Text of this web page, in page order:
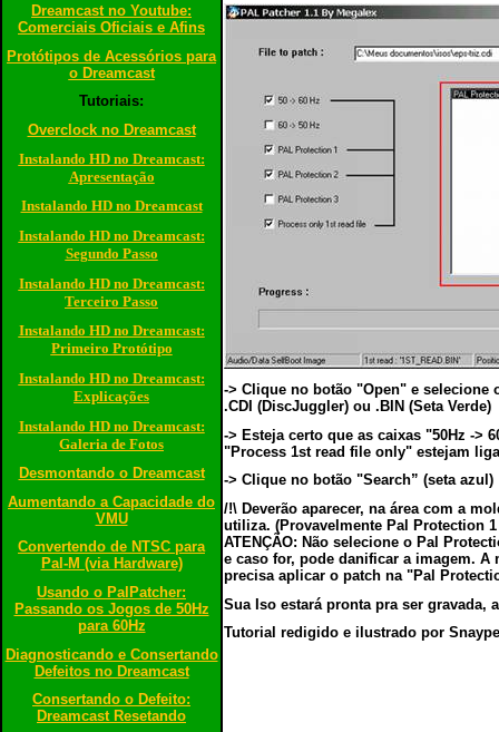
Dreamcast no Youtube:
Comerciais Oficiais e Afins
Protótipos de Acessórios para
o Dreamcast
Tutoriais:
Overclock no Dreamcast
Instalando HD no Dreamcast:
Apresentação
Instalando HD no Dreamcast
Instalando HD no Dreamcast:
Segundo Passo
Instalando HD no Dreamcast:
Terceiro Passo
Instalando HD no Dreamcast:
Primeiro Protótipo
Instalando HD no Dreamcast:
Explicações
Instalando HD no Dreamcast:
Galeria de Fotos
Desmontando o Dreamcast
Aumentando a Capacidade do
VMU
Convertendo de NTSC para
Pal-M (via Hardware)
Usando o PalPatcher:
Passando os Jogos de 50Hz
para 60Hz
Diagnosticando e Consertando
Defeitos no Dreamcast
Consertando o Defeito:
Dreamcast Resetando
-> Clique no botão "Open" e selecione
.CDI (DiscJuggler) ou .BIN (Seta Verde)
-> Esteja certo que as caixas "50Hz ->
"Process 1st read file only" estejam
-> Clique no botão "Search” (seta azul)
/!\ Deverão aparecer, na área com a
utiliza. (Provavelmente Pal Protection
ATENÇÃO: Não selecione o Pal
e caso for, pode danificar a imagem. A
precisa aplicar o patch na "Pal
Sua Iso estará pronta pra ser gravada,
Tutorial redigido e ilustrado por